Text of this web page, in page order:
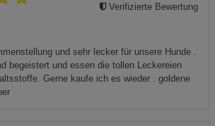
und sehr lecker für unsere Hunde .
begeistert und essen die tollen Leckereien
Gerne kaufe ich es wieder . goldene
Verifizierte Bewertung